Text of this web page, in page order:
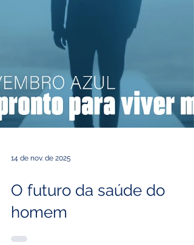
14 de nov. de 2025